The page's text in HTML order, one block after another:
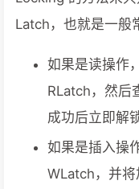
Latch，也就是一般
如果是读操作
RLatch，然后
成功后立即解
如果是插入操
WLatch，并